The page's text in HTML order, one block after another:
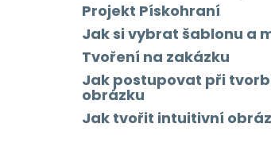
Projekt Pískohraní
Jak si vybrat šablonu a
Tvoření na zakázku
Jak postupovat při
obrázku
Jak tvořit intuitivní